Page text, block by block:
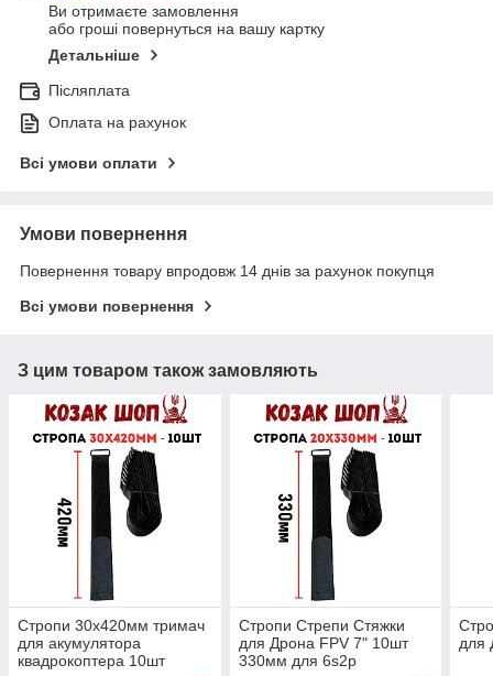
Ви отримаєте замовлення
або гроші повернуться на вашу картку
Детальніше
Післяплата
Оплата на рахунок
Всі умови оплати
Умови повернення
Повернення товару впродовж 14 днів за рахунок покупця
Всі умови повернення
З цим товаром також замовляють
Стропи 30х420мм тримач
для акумулятора
квадрокоптера 10шт
Стропи Стрепи Стяжки
для Дрона FPV 7" 10шт
330мм для 6s2p
для